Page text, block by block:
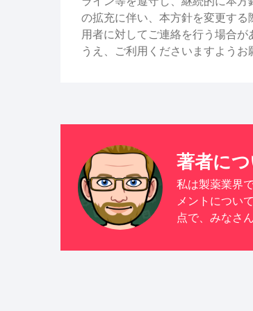
の拡充に伴い、本方針を変更す
用者に対してご連絡を行う場合
うえ、ご利用くださいますようお
著者に
私は製薬業界
メントについ
点で、みなさ